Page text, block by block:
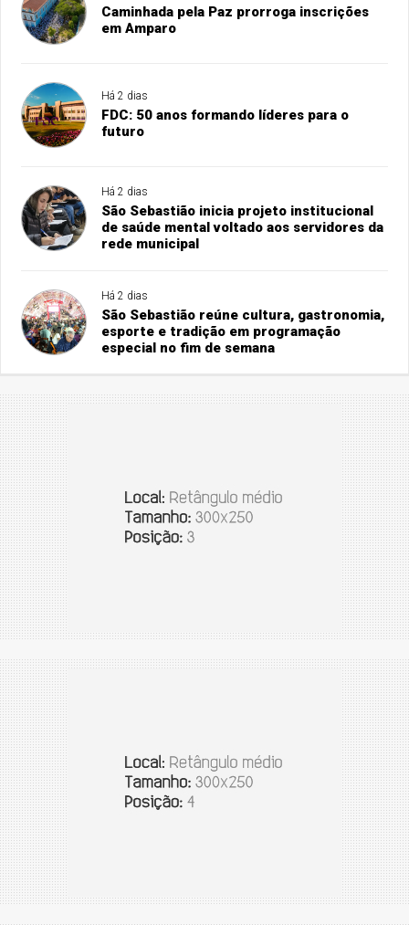
Caminhada pela Paz prorroga inscrições
em Amparo
Há 2 dias
FDC: 50 anos formando líderes para o
futuro
Há 2 dias
São Sebastião inicia projeto institucional
de saúde mental voltado aos servidores da
rede municipal
Há 2 dias
São Sebastião reúne cultura, gastronomia,
esporte e tradição em programação
especial no fim de semana